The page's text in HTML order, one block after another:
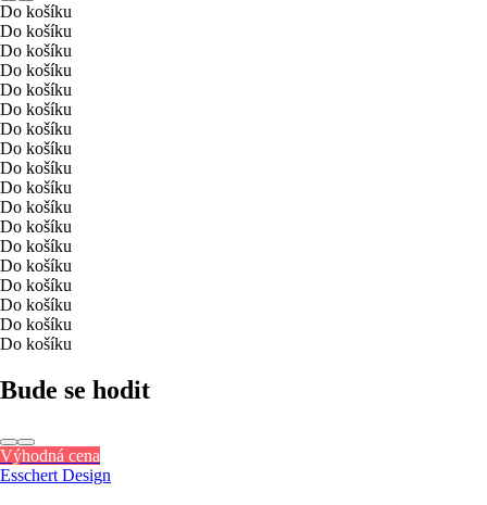
Do košíku
Do košíku
Do košíku
Do košíku
Do košíku
Do košíku
Do košíku
Do košíku
Do košíku
Do košíku
Do košíku
Do košíku
Do košíku
Do košíku
Do košíku
Do košíku
Do košíku
Do košíku
Bude se hodit
Výhodná cena
Esschert Design